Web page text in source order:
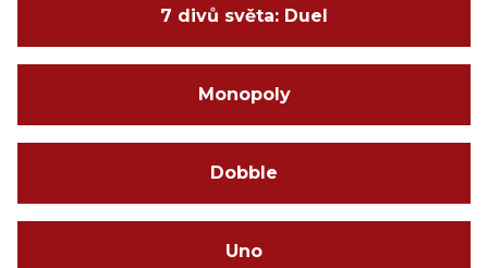
7 divů světa: Duel
Monopoly
Dobble
Uno